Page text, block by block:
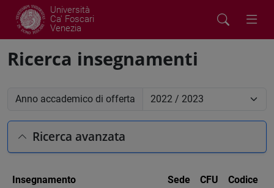
Università
Ca' Foscari
Venezia
Ricerca insegnamenti
Anno accademico di offerta
Ricerca avanzata
Insegnamento Sede CFU Codice